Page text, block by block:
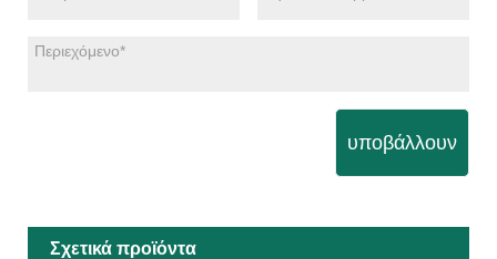
υποβάλλουν
Σχετικά προϊόντα